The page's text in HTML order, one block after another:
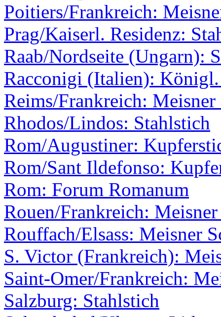
Poitiers/Frankreich:
Prag/Kaiserl. Residenz:
Raab/Nordseite (Ungarn):
Racconigi (Italien): Königl.
Reims/Frankreich: Meisner
Rhodos/Lindos: Stahlstich
Rom/Augustiner:
Rom/Sant Ildefonso:
Rom: Forum Romanum
Rouen/Frankreich:
Rouffach/Elsass: Meisner
S. Victor (Frankreich):
Saint-Omer/Frankreich:
Salzburg: Stahlstich